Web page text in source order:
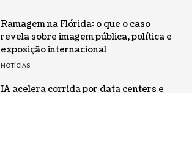
Ramagem na Flórida: o que o caso
revela sobre imagem pública, política e
exposição internacional
NOTÍCIAS
IA acelera corrida por data centers e